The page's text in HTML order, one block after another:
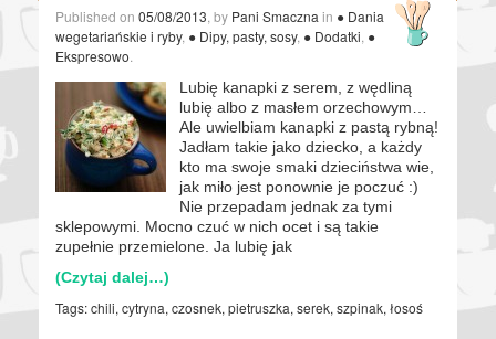
Published on 05/08/2013 , by Pani Smaczna in ● Dania
wegetariańskie i ryby, ● Dipy, pasty, sosy, ● Dodatki ●
Ekspresowo
Lubię kanapki z serem, z wędliną
lubię albo z masłem orzechowym…
Ale uwielbiam kanapki z pastą rybną!
Jadłam takie jako dziecko, a każdy
kto ma swoje smaki dzieciństwa wie,
jak miło jest ponownie je poczuć :)
Nie przepadam jednak za tymi
sklepowymi. Mocno czuć w nich ocet i są takie
zupełnie przemielone. Ja lubię jak
(Czytaj dalej…)
Tags:chili, cytryna, czosnek, pietruszka, serek, szpinak, łosoś